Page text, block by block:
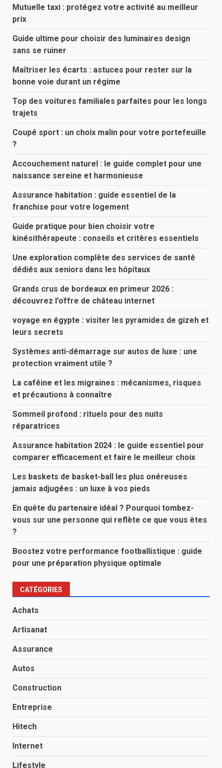
Mutuelle taxi : protégez votre activité au meilleur
prix
Guide ultime pour choisir des luminaires design
sans se ruiner
Maîtriser les écarts : astuces pour rester sur la
bonne voie durant un régime
Top des voitures familiales parfaites pour les longs
trajets
Coupé sport : un choix malin pour votre portefeuille
?
Accouchement naturel : le guide complet pour une
naissance sereine et harmonieuse
Assurance habitation : guide essentiel de la
franchise pour votre logement
Guide pratique pour bien choisir votre
kinésithérapeute : conseils et critères essentiels
Une exploration complète des services de santé
dédiés aux seniors dans les hôpitaux
Grands crus de bordeaux en primeur 2026 :
découvrez l’offre de château internet
voyage en égypte : visiter les pyramides de gizeh et
leurs secrets
Systèmes anti-démarrage sur autos de luxe : une
protection vraiment utile ?
La caféine et les migraines : mécanismes, risques
et précautions à connaître
Sommeil profond : rituels pour des nuits
réparatrices
Assurance habitation 2024 : le guide essentiel pour
comparer efficacement et faire le meilleur choix
Les baskets de basket-ball les plus onéreuses
jamais adjugées : un luxe à vos pieds
En quête du partenaire idéal ? Pourquoi tombez-
vous sur une personne qui reflète ce que vous êtes
?
Boostez votre performance footballistique : guide
pour une préparation physique optimale
CATÉGORIES
Achats
Artisanat
Assurance
Autos
Construction
Entreprise
Hitech
Internet
Lifestyle